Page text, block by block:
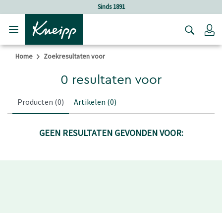
Verder gaan naar hoofdinhoud.Sinds 1891
Home Zoekresultaten voor
0 resultaten voor
Producten (0) Artikelen (0)
GEEN RESULTATEN GEVONDEN VOOR: